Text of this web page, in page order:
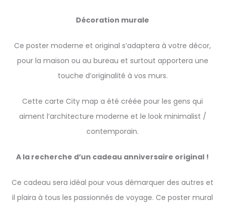
Décoration murale
Ce poster moderne et original s’adaptera à votre décor,
pour la maison ou au bureau et surtout apportera une
touche d’originalité à vos murs.
Cette carte City map a été créée pour les gens qui
aiment l’architecture moderne et le look minimalist /
contemporain.
A la recherche d’un cadeau anniversaire original !
Ce cadeau sera idéal pour vous démarquer des autres et
il plaira à tous les passionnés de voyage. Ce poster mural